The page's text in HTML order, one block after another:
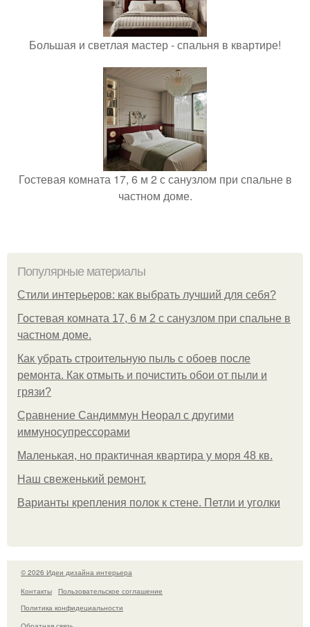
Большая и светлая мастер - спальня в квартире!
Гостевая комната 17, 6 м 2 с санузлом при спальне в
частном доме.
Популярные материалы
Стили интерьеров: как выбрать лучший для себя?
Гостевая комната 17, 6 м 2 с санузлом при спальне в
частном доме.
Как убрать строительную пыль с обоев после
ремонта. Как отмыть и почистить обои от пыли и
грязи?
Сравнение Сандиммун Неорал с другими
иммуносупрессорами
Маленькая, но практичная квартира у моря 48 кв.
Наш свеженький ремонт.
Варианты крепления полок к стене. Петли и уголки
© 2026 Идеи дизайна интерьера
Контакты
Пользовательское соглашение
Политика конфидециальности